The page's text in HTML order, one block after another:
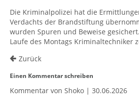
Die Kriminalpolizei hat die
Verdachts der Brandstiftung
wurden Spuren und Beweise
Laufe des Montags Kriminaltechniker
Zurück
Einen Kommentar schreiben
Kommentar von Shoko | 30.06.2026